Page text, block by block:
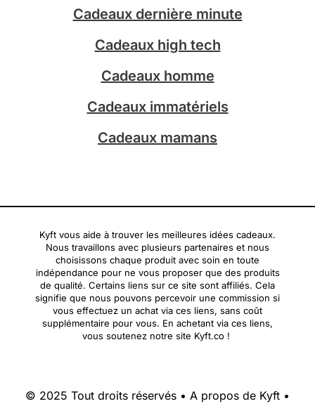
r
a
m
Cadeaux dernière minute
Cadeaux high tech
Cadeaux homme
Cadeaux immatériels
Cadeaux mamans
Kyft vous aide à trouver les meilleures idées cadeaux.
Nous travaillons avec plusieurs partenaires et nous
choisissons chaque produit avec soin en toute
indépendance pour ne vous proposer que des produits
de qualité. Certains liens sur ce site sont affiliés. Cela
signifie que nous pouvons percevoir une commission si
vous effectuez un achat via ces liens, sans coût
supplémentaire pour vous. En achetant via ces liens,
vous soutenez notre site Kyft.co !
© 2025 Tout droits réservés • A propos de Kyft •